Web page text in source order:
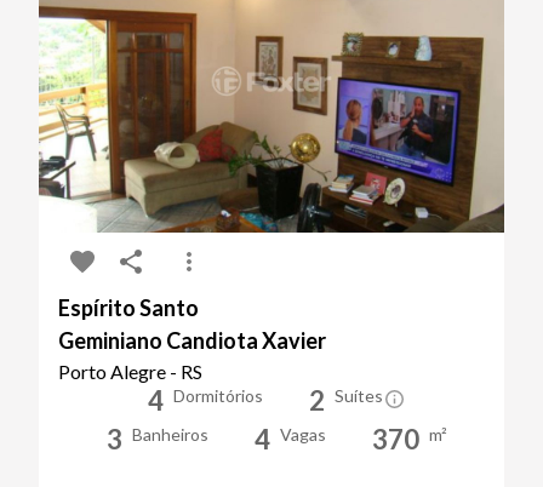
Espírito Santo
Geminiano Candiota Xavier
Porto Alegre - RS
4 Dormitórios 2 Suítes
3 Banheiros 4 Vagas 370 m²